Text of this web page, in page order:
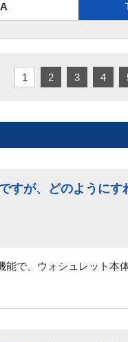
1 2 3 4
すが、どのようにす
で、ウォシュレット本体